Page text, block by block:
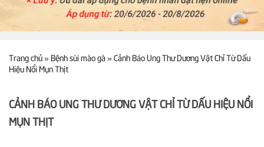
Trang chủ»Bệnh sùi mào gà»Cảnh Báo Ung Thư Dương Vật Chỉ Từ Dấu
Hiệu Nổi Mụn Thịt
CẢNH BÁO UNG THƯ DƯƠNG VẬT CHỈ TỪ DẤU HIỆU NỔI
MỤN THỊT